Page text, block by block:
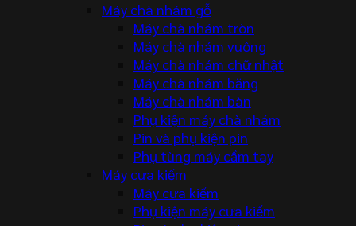
Máy chà nhám gỗ
Máy chà nhám tròn
Máy chà nhám vuông
Máy chà nhám chữ nhật
Máy chà nhám băng
Máy chà nhám bàn
Phụ kiện máy chà nhám
Pin và phụ kiện pin
Phụ tùng máy cầm tay
Máy cưa kiếm
Máy cưa kiếm
Phụ kiện máy cưa kiếm